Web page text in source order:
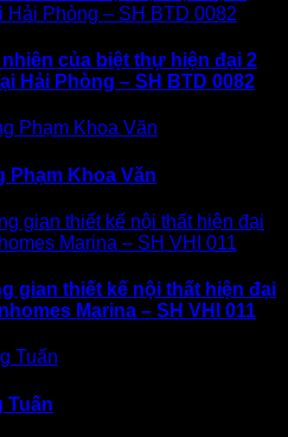
của biệt thự hiện đại 2
Hải Phòng – SH BTD 0082
Phạm Khoa Văn
gian thiết kế nội thất hiện đại
Marina – SH VHI 011
Tuấn